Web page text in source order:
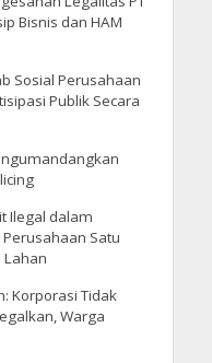
Bisnis dan HAM
Sosial Perusahaan
Publik Secara
Ilegal dalam
Satu
Lahan
Korporasi Tidak
Warga